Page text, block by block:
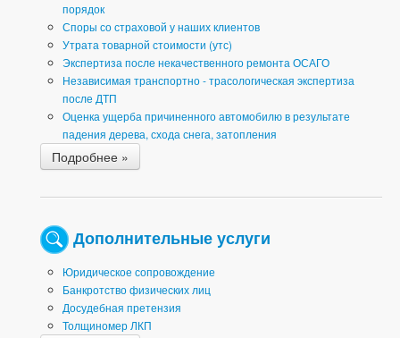
порядок
Споры со страховой у наших клиентов
Утрата товарной стоимости (утс)
Экспертиза после некачественного ремонта ОСАГО
Независимая транспортно - трасологическая экспертиза
после ДТП
Оценка ущерба причиненного автомобилю в результате
падения дерева, схода снега, затопления
Подробнее »
Дополнительные услуги
Юридическое сопровождение
Банкротство физических лиц
Досудебная претензия
Толщиномер ЛКП